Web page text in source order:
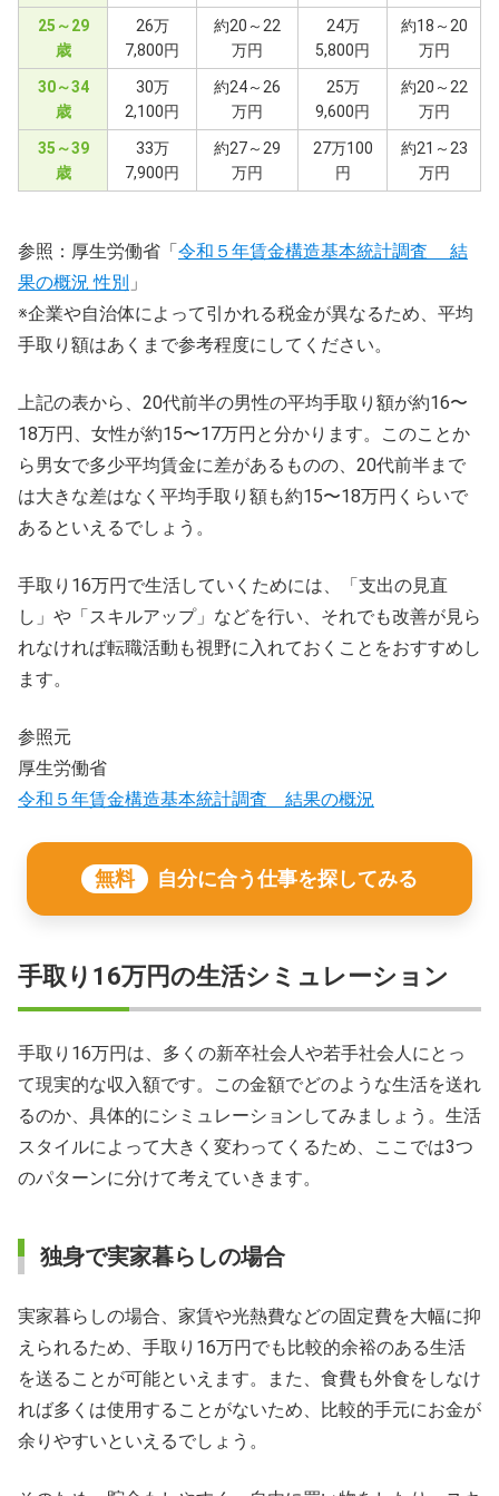
25～29
歳
26万
7,800円
約20～22
万円
24万
5,800円
約18～20
万円
30～34
歳
30万
2,100円
約24～26
万円
25万
9,600円
約20～22
万円
35～39
歳
33万
7,900円
約27～29
万円
27万100
円
約21～23
万円
参照：厚生労働省「 令和５年賃金構造基本統計調査 結
果の概況 性別 」
※企業や自治体によって引かれる税金が異なるため、平均
手取り額はあくまで参考程度にしてください。
上記の表から、20代前半の男性の平均手取り額が約16〜
18万円、女性が約15〜17万円と分かります。このことか
ら男女で多少平均賃金に差があるものの、20代前半まで
は大きな差はなく平均手取り額も約15〜18万円くらいで
あるといえるでしょう。
手取り16万円で生活していくためには、「支出の見直
し」や「スキルアップ」などを行い、それでも改善が見ら
れなければ転職活動も視野に入れておくことをおすすめし
ます。
参照元
厚生労働省
令和５年賃金構造基本統計調査 結果の概況
無料 自分に合う仕事を探してみる
手取り16万円の生活シミュレーション
手取り16万円は、多くの新卒社会人や若手社会人にとっ
て現実的な収入額です。この金額でどのような生活を送れ
るのか、具体的にシミュレーションしてみましょう。生活
スタイルによって大きく変わってくるため、ここでは3つ
のパターンに分けて考えていきます。
独身で実家暮らしの場合
実家暮らしの場合、家賃や光熱費などの固定費を大幅に抑
えられるため、手取り16万円でも比較的余裕のある生活
を送ることが可能といえます。また、食費も外食をしなけ
れば多くは使用することがないため、比較的手元にお金が
余りやすいといえるでしょう。